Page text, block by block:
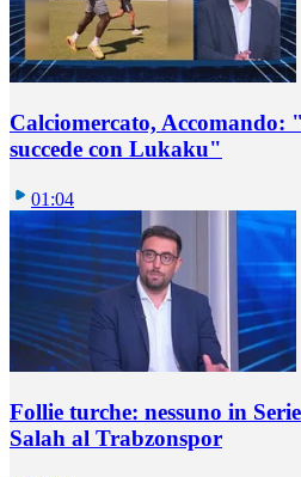
Calciomercato, Accomando:
succede con Lukaku"
01:04
Follie turche: nessuno in
Salah al Trabzonspor